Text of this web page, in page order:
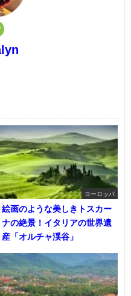
ヨーロッパ
絵画のような美しきトスカー
ナの絶景！イタリアの世界遺
産「オルチャ渓谷」